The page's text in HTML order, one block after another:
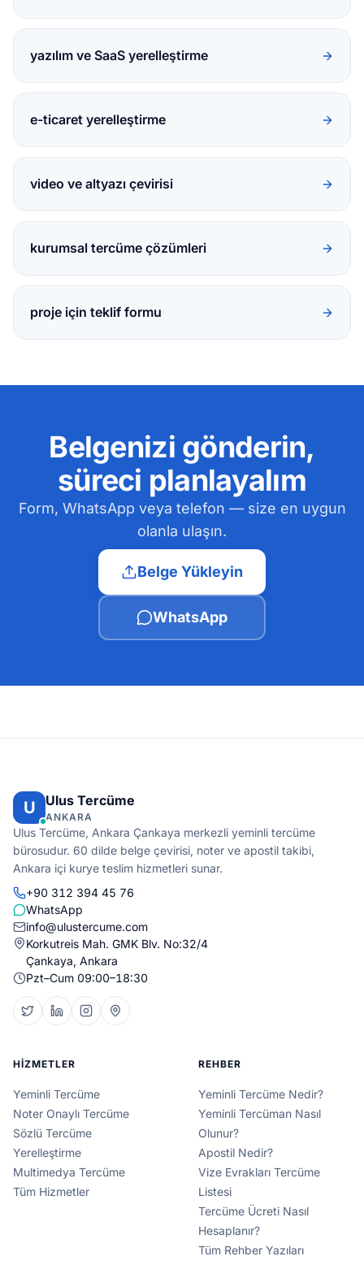
yazılım ve SaaS yerelleştirme
e-ticaret yerelleştirme
video ve altyazı çevirisi
kurumsal tercüme çözümleri
proje için teklif formu
Belgenizi gönderin,
süreci planlayalım
Form, WhatsApp veya telefon — size en uygun
olanla ulaşın.
Belge Yükleyin
WhatsApp
U Ulus Tercüme
ANKARA
Ulus Tercüme, Ankara Çankaya merkezli yeminli tercüme
bürosudur. 60 dilde belge çevirisi, noter ve apostil takibi,
Ankara içi kurye teslim hizmetleri sunar.
+90 312 394 45 76
WhatsApp
info@ulustercume.com
Korkutreis Mah. GMK Blv. No:32/4
Çankaya, Ankara
Pzt–Cum 09:00–18:30
HIZMETLER
Yeminli Tercüme
Noter Onaylı Tercüme
Sözlü Tercüme
Yerelleştirme
Multimedya Tercüme
Tüm Hizmetler
REHBER
Yeminli Tercüme Nedir?
Yeminli Tercüman Nasıl
Olunur?
Apostil Nedir?
Vize Evrakları Tercüme
Listesi
Tercüme Ücreti Nasıl
Hesaplanır?
Tüm Rehber Yazıları